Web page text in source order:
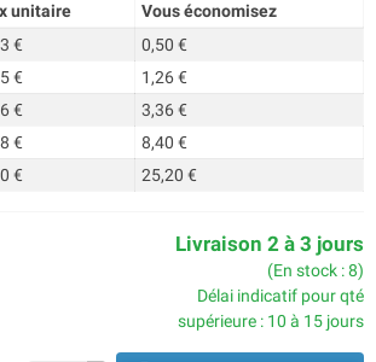
unitaire
Vous économisez
€
0,50 €
€
1,26 €
€
3,36 €
€
8,40 €
€ 25,20 €
Livraison 2 à 3 jours
(En stock : 8)
Délai indicatif pour qté
supérieure : 10 à 15 jours